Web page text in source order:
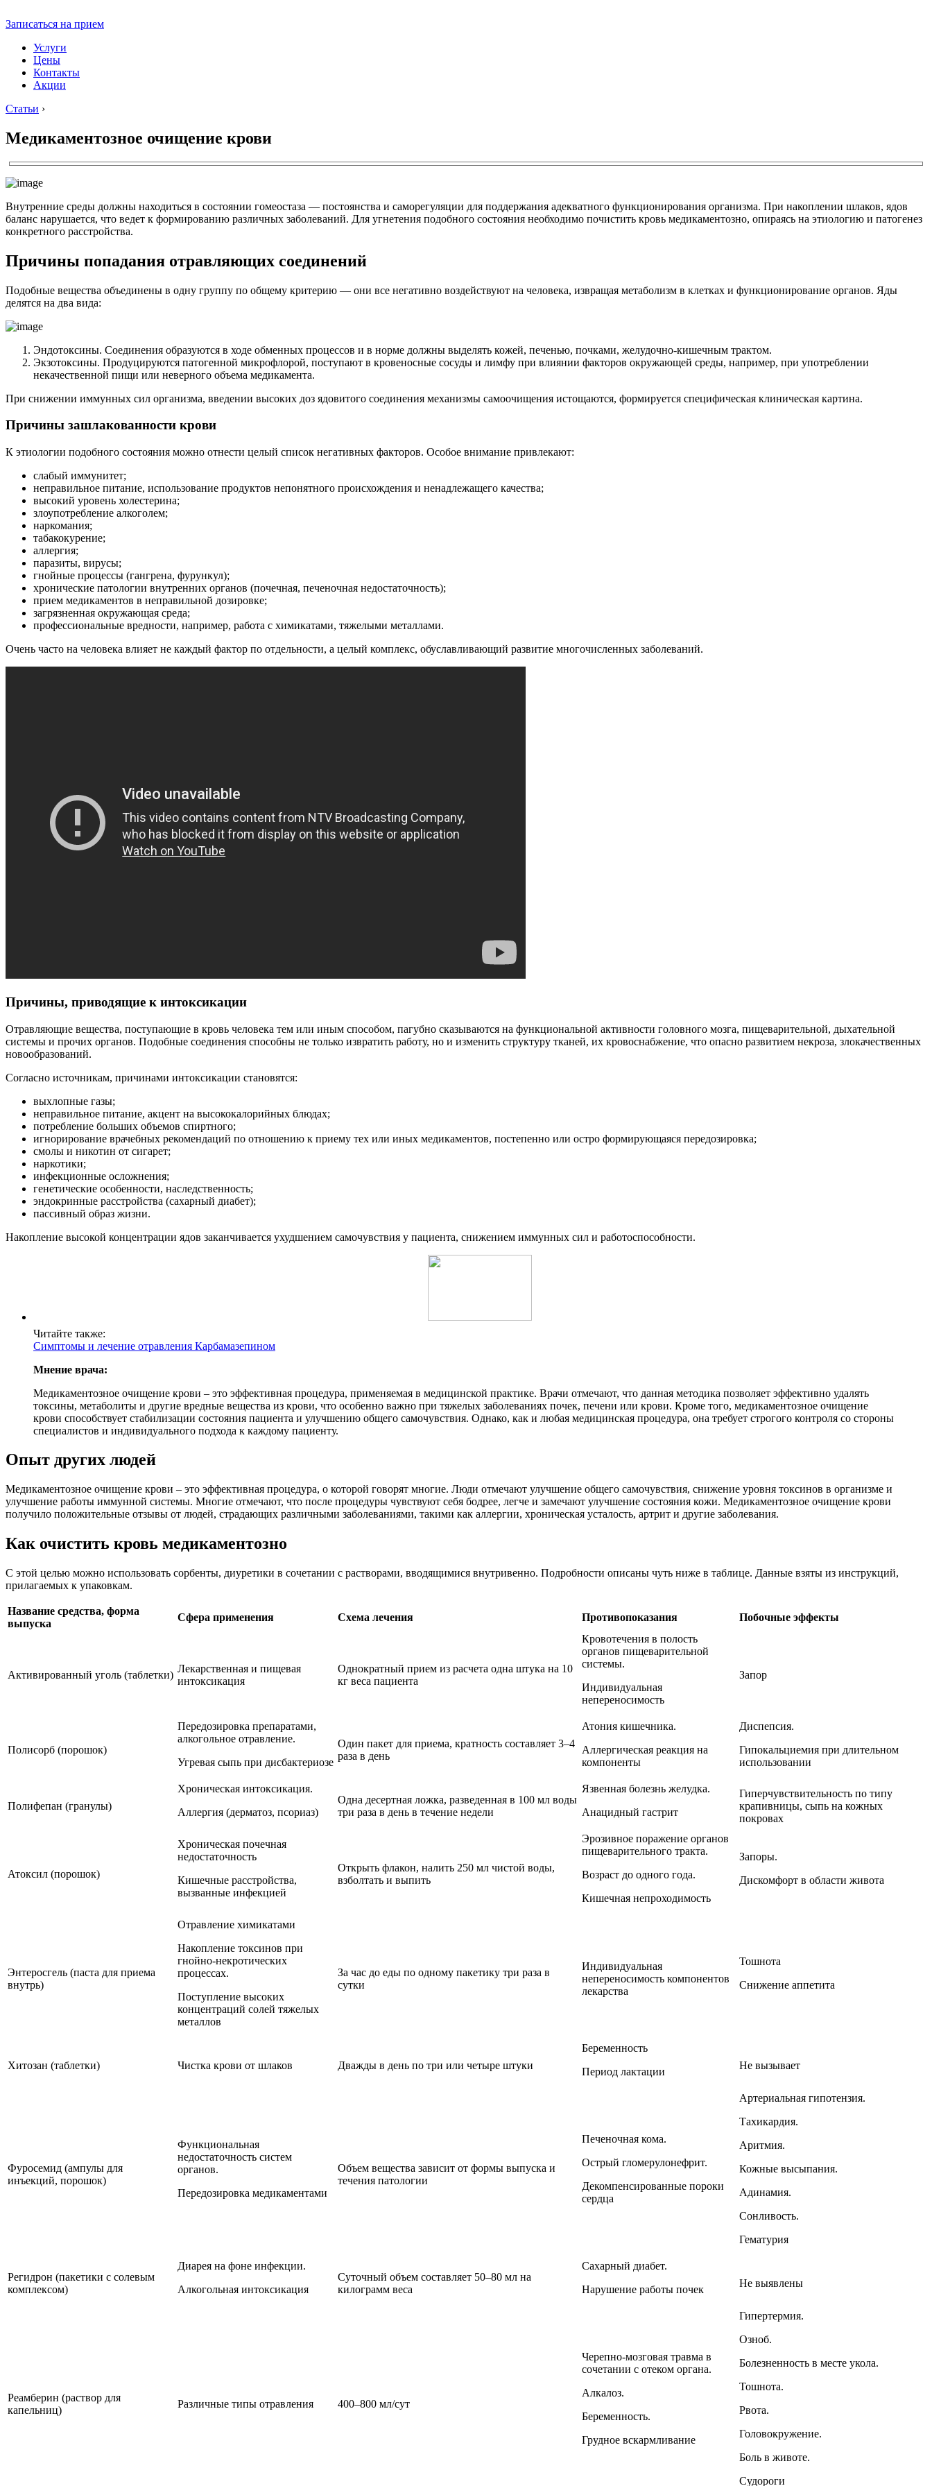
Записаться на прием
Услуги
Цены
Контакты
Акции
Статьи ›
Медикаментозное очищение крови
Внутренние среды должны находиться в состоянии гомеостаза — постоянства и саморегуляции для поддержания адекватного функционирования организма. При накоплении шлаков, ядов
баланс нарушается, что ведет к формированию различных заболеваний. Для угнетения подобного состояния необходимо почистить кровь медикаментозно, опираясь на этиологию и патогенез
конкретного расстройства.
Причины попадания отравляющих соединений
Подобные вещества объединены в одну группу по общему критерию — они все негативно воздействуют на человека, извращая метаболизм в клетках и функционирование органов. Яды
делятся на два вида:
Эндотоксины. Соединения образуются в ходе обменных процессов и в норме должны выделять кожей, печенью, почками, желудочно-кишечным трактом.
Экзотоксины. Продуцируются патогенной микрофлорой, поступают в кровеносные сосуды и лимфу при влиянии факторов окружающей среды, например, при употреблении
некачественной пищи или неверного объема медикамента.
При снижении иммунных сил организма, введении высоких доз ядовитого соединения механизмы самоочищения истощаются, формируется специфическая клиническая картина.
Причины зашлакованности крови
К этиологии подобного состояния можно отнести целый список негативных факторов. Особое внимание привлекают:
слабый иммунитет;
неправильное питание, использование продуктов непонятного происхождения и ненадлежащего качества;
высокий уровень холестерина;
злоупотребление алкоголем;
наркомания;
табакокурение;
аллергия;
паразиты, вирусы;
гнойные процессы (гангрена, фурункул);
хронические патологии внутренних органов (почечная, печеночная недостаточность);
прием медикаментов в неправильной дозировке;
загрязненная окружающая среда;
профессиональные вредности, например, работа с химикатами, тяжелыми металлами.
Очень часто на человека влияет не каждый фактор по отдельности, а целый комплекс, обуславливающий развитие многочисленных заболеваний.
Причины, приводящие к интоксикации
Отравляющие вещества, поступающие в кровь человека тем или иным способом, пагубно сказываются на функциональной активности головного мозга, пищеварительной, дыхательной
системы и прочих органов. Подобные соединения способны не только извратить работу, но и изменить структуру тканей, их кровоснабжение, что опасно развитием некроза, злокачественных
новообразований.
Согласно источникам, причинами интоксикации становятся:
выхлопные газы;
неправильное питание, акцент на высококалорийных блюдах;
потребление больших объемов спиртного;
игнорирование врачебных рекомендаций по отношению к приему тех или иных медикаментов, постепенно или остро формирующаяся передозировка;
смолы и никотин от сигарет;
наркотики;
инфекционные осложнения;
генетические особенности, наследственность;
эндокринные расстройства (сахарный диабет);
пассивный образ жизни.
Накопление высокой концентрации ядов заканчивается ухудшением самочувствия у пациента, снижением иммунных сил и работоспособности.
Читайте также:
Симптомы и лечение отравления Карбамазепином
Мнение врача:
Медикаментозное очищение крови – это эффективная процедура, применяемая в медицинской практике. Врачи отмечают, что данная методика позволяет эффективно удалять
токсины, метаболиты и другие вредные вещества из крови, что особенно важно при тяжелых заболеваниях почек, печени или крови. Кроме того, медикаментозное очищение
крови способствует стабилизации состояния пациента и улучшению общего самочувствия. Однако, как и любая медицинская процедура, она требует строгого контроля со стороны
специалистов и индивидуального подхода к каждому пациенту.
Опыт других людей
Медикаментозное очищение крови – это эффективная процедура, о которой говорят многие. Люди отмечают улучшение общего самочувствия, снижение уровня токсинов в организме и
улучшение работы иммунной системы. Многие отмечают, что после процедуры чувствуют себя бодрее, легче и замечают улучшение состояния кожи. Медикаментозное очищение крови
получило положительные отзывы от людей, страдающих различными заболеваниями, такими как аллергии, хроническая усталость, артрит и другие заболевания.
Как очистить кровь медикаментозно
С этой целью можно использовать сорбенты, диуретики в сочетании с растворами, вводящимися внутривенно. Подробности описаны чуть ниже в таблице. Данные взяты из инструкций,
прилагаемых к упаковкам.
Название средства, форма
выпуска
Сфера применения Схема лечения Противопоказания Побочные эффекты
Активированный уголь (таблетки)
Лекарственная и пищевая
интоксикация
Однократный прием из расчета одна штука на 10
кг веса пациента
Кровотечения в полость
органов пищеварительной
системы.
Индивидуальная
непереносимость
Запор
Полисорб (порошок)
Передозировка препаратами,
алкогольное отравление.
Угревая сыпь при дисбактериозе
Один пакет для приема, кратность составляет 3–4
раза в день
Атония кишечника.
Аллергическая реакция на
компоненты
Диспепсия.
Гипокальциемия при длительном
использовании
Полифепан (гранулы)
Хроническая интоксикация.
Аллергия (дерматоз, псориаз)
Одна десертная ложка, разведенная в 100 мл воды
три раза в день в течение недели
Язвенная болезнь желудка.
Анацидный гастрит
Гиперчувствительность по типу
крапивницы, сыпь на кожных
покровах
Атоксил (порошок)
Хроническая почечная
недостаточность
Кишечные расстройства,
вызванные инфекцией
Открыть флакон, налить 250 мл чистой воды,
взболтать и выпить
Эрозивное поражение органов
пищеварительного тракта.
Возраст до одного года.
Кишечная непроходимость
Запоры.
Дискомфорт в области живота
Энтеросгель (паста для приема
внутрь)
Отравление химикатами
Накопление токсинов при
гнойно-некротических
процессах.
Поступление высоких
концентраций солей тяжелых
металлов
За час до еды по одному пакетику три раза в
сутки
Индивидуальная
непереносимость компонентов
лекарства
Тошнота
Снижение аппетита
Хитозан (таблетки) Чистка крови от шлаков Дважды в день по три или четыре штуки
Беременность
Период лактации
Не вызывает
Фуросемид (ампулы для
инъекций, порошок)
Функциональная
недостаточность систем
органов.
Передозировка медикаментами
Объем вещества зависит от формы выпуска и
течения патологии
Печеночная кома.
Острый гломерулонефрит.
Декомпенсированные пороки
сердца
Артериальная гипотензия.
Тахикардия.
Аритмия.
Кожные высыпания.
Адинамия.
Сонливость.
Гематурия
Регидрон (пакетики с солевым
комплексом)
Диарея на фоне инфекции.
Алкогольная интоксикация
Суточный объем составляет 50–80 мл на
килограмм веса
Сахарный диабет.
Нарушение работы почек
Не выявлены
Реамберин (раствор для
капельниц)
Различные типы отравления 400–800 мл/сут
Черепно-мозговая травма в
сочетании с отеком органа.
Алкалоз.
Беременность.
Грудное вскармливание
Гипертермия.
Озноб.
Болезненность в месте укола.
Тошнота.
Рвота.
Головокружение.
Боль в животе.
Судороги